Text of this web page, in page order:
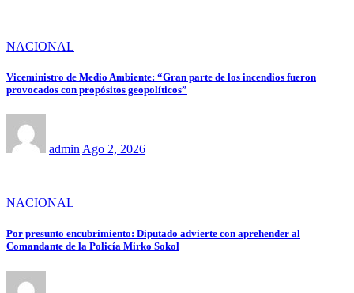
NACIONAL
Viceministro de Medio Ambiente: “Gran parte de los incendios fueron
provocados con propósitos geopolíticos”
admin Ago 2, 2026
NACIONAL
Por presunto encubrimiento: Diputado advierte con aprehender al
Comandante de la Policía Mirko Sokol